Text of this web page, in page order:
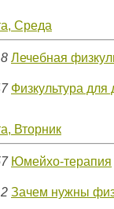
Среда
Лечебная
Физкультура
Вторник
Юмейхо-терапия
Зачем нужны